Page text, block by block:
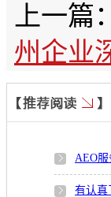
上一篇：
州企业
AEO
有认真